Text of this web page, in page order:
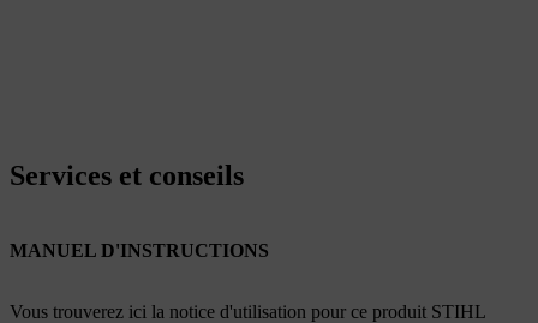
Services et conseils
MANUEL D'INSTRUCTIONS
Vous trouverez ici la notice d'utilisation pour ce produit STIHL